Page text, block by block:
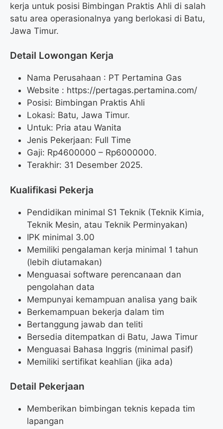
kerja untuk posisi Bimbingan Praktis Ahli di salah
satu area operasionalnya yang berlokasi di Batu,
Jawa Timur.
Detail Lowongan Kerja
Nama Perusahaan : PT Pertamina Gas
Website : https://pertagas.pertamina.com/
Posisi: Bimbingan Praktis Ahli
Lokasi: Batu, Jawa Timur.
Untuk: Pria atau Wanita
Jenis Pekerjaan: Full Time
Gaji: Rp4600000 – Rp6000000.
Terakhir: 31 Desember 2025.
Kualifikasi Pekerja
Pendidikan minimal S1 Teknik (Teknik Kimia,
Teknik Mesin, atau Teknik Perminyakan)
IPK minimal 3.00
Memiliki pengalaman kerja minimal 1 tahun
(lebih diutamakan)
Menguasai software perencanaan dan
pengolahan data
Mempunyai kemampuan analisa yang baik
Berkemampuan bekerja dalam tim
Bertanggung jawab dan teliti
Bersedia ditempatkan di Batu, Jawa Timur
Menguasai Bahasa Inggris (minimal pasif)
Memiliki sertifikat keahlian (jika ada)
Detail Pekerjaan
Memberikan bimbingan teknis kepada tim
lapangan